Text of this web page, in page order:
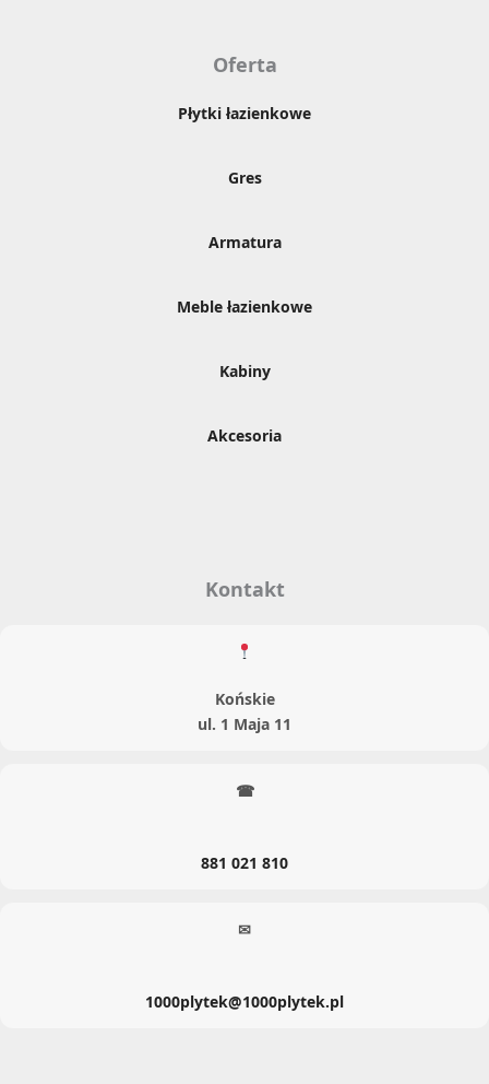
Oferta
Płytki łazienkowe
Gres
Armatura
Meble łazienkowe
Kabiny
Akcesoria
Kontakt
Końskie
ul. 1 Maja 11
☎
881 021 810
✉
1000plytek@1000plytek.pl